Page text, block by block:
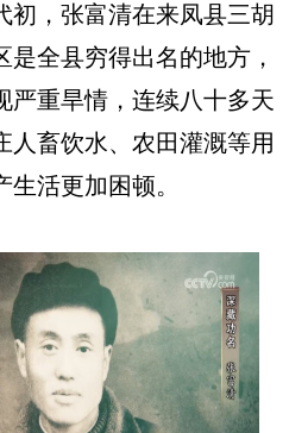
初，张富清在来凤县三胡
是全县穷得出名的地方，
严重旱情，连续八十多天
人畜饮水、农田灌溉等用
活更加困顿。